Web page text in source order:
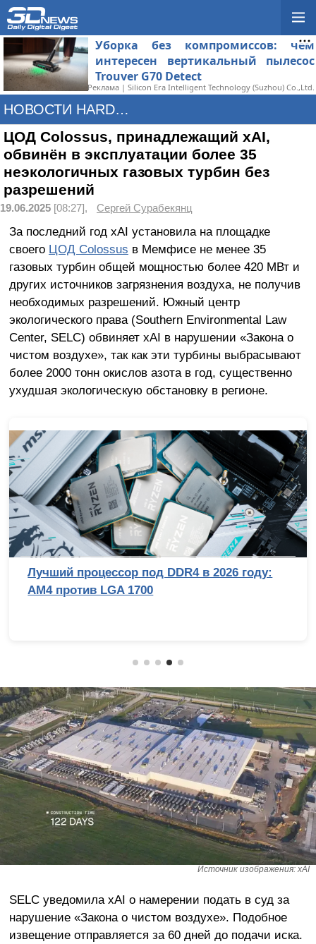
Уборка без компромиссов: чем
интересен вертикальный пылесос
Trouver G70 Detect
Реклама | Silicon Era Intelligent Technology (Suzhou) Co.,Ltd.
НОВОСТИ HARDWARE
ЦОД Colossus, принадлежащий xAI,
обвинён в эксплуатации более 35
неэкологичных газовых турбин без
разрешений
19.06.2025 [08:27], Сергей Сурабекянц
За последний год xAI установила на площадке
своего ЦОД Colossus в Мемфисе не менее 35
газовых турбин общей мощностью более 420 МВт и
других источников загрязнения воздуха, не получив
необходимых разрешений. Южный центр
экологического права (Southern Environmental Law
Center, SELC) обвиняет xAI в нарушении «Закона о
чистом воздухе», так как эти турбины выбрасывают
более 2000 тонн окислов азота в год, существенно
ухудшая экологическую обстановку в регионе.
Лучший процессор под DDR4 в 2026 году:
AM4 против LGA 1700
Источник изображения: xAI
SELC уведомила xAI о намерении подать в суд за
нарушение «Закона о чистом воздухе». Подобное
извещение отправляется за 60 дней до подачи иска.